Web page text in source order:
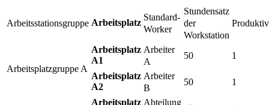
Arbeitsstationsgruppe Arbeitsplatz
Standard-
Worker
Stundensatz
der
Workstation
Arbeitsplatzgruppe A
Arbeitsplatz
A1
Arbeiter
A
50 1
Arbeitsplatz
A2
Arbeiter
B
50 1
Arbeitsplatz Abteilung